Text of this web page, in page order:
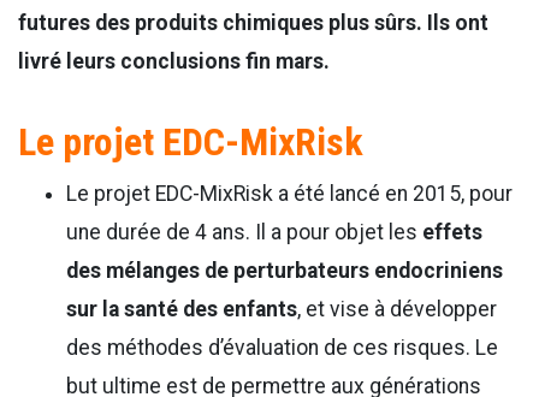
futures des produits chimiques plus sûrs. Ils ont
livré leurs conclusions fin mars.
Le projet EDC-MixRisk
Le projet EDC-MixRisk a été lancé en 2015, pour
une durée de 4 ans. Il a pour objet les effets
des mélanges de perturbateurs endocriniens
sur la santé des enfants, et vise à développer
des méthodes d’évaluation de ces risques. Le
but ultime est de permettre aux générations